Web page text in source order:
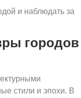
и наблюдать за
городов
стили и эпохи. В